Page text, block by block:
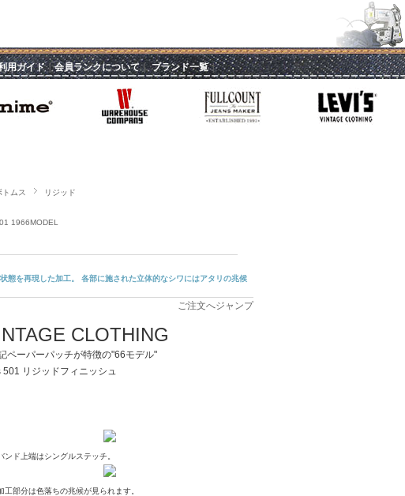
用ガイド｜会員ランクについて｜ブランド一覧｜
トムス
リジッド
1966MODEL
態を再現した加工。 各部に施された立体的なシワにはアタリの兆候
ご注文へジャンプ
CLOTHING
ペーパーパッチが特徴の"66モデル"
501 リジッドフィニッシュ
ンド上端はシングルステッチ。
工部分は色落ちの兆候が見られます。